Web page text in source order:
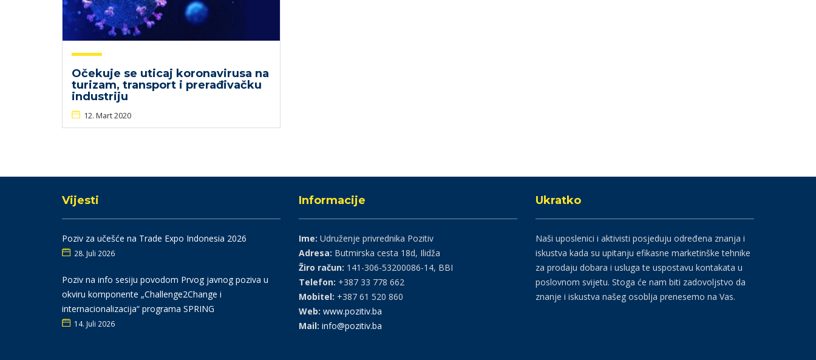
Očekuje se uticaj koronavirusa na
turizam, transport i prerađivačku
industriju
12. Mart 2020
Vijesti
Poziv za učešće na Trade Expo Indonesia 2026
28. Juli 2026
Poziv na info sesiju povodom Prvog javnog poziva u
okviru komponente „Challenge2Change i
internacionalizacija“ programa SPRING
14. Juli 2026
Informacije
Ime: Udruženje privrednika Pozitiv
Adresa: Butmirska cesta 18d, Ilidža
Žiro račun: 141-306-53200086-14, BBI
Telefon: +387 33 778 662
Mobitel: +387 61 520 860
Web: www.pozitiv.ba
Mail: info@pozitiv.ba
Ukratko
Naši uposlenici i aktivisti posjeduju određena znanja i
iskustva kada su upitanju efikasne marketinške tehnike
za prodaju dobara i usluga te uspostavu kontakata u
poslovnom svijetu. Stoga će nam biti zadovoljstvo da
znanje i iskustva našeg osoblja prenesemo na Vas.